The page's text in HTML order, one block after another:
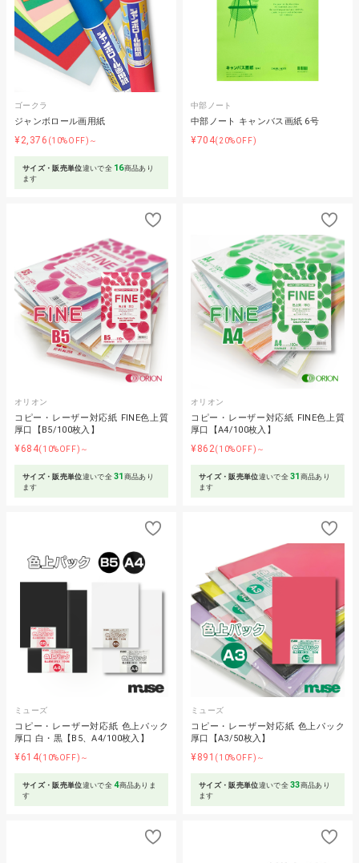
ゴークラ
ジャンボロール画用紙
¥2,376 (10%OFF)～
サイズ・販売単位違いで全 16商品あり
ます
中部ノート
中部ノート キャンバス画紙 6号
¥704(20%OFF)
オリオン
コピー・レーザー対応紙 FINE色上質
厚口【B5/100枚入】
¥684(10%OFF)～
サイズ・販売単位違いで全31 商品あり
ます
オリオン
コピー・レーザー対応紙 FINE色上質
厚口【A4/100枚入】
¥862(10%OFF)～
サイズ・販売単位違いで全31 商品あり
ます
ミューズ
コピー・レーザー対応紙 色上パック
厚口 白・黒【B5、A4/100枚入】
¥614(10%OFF)～
サイズ・販売単位違いで全4商品ありま
す
ミューズ
コピー・レーザー対応紙 色上パック
厚口【A3/50枚入】
¥891 (10%OFF)～
サイズ・販売単位違いで全33商品あり
ます